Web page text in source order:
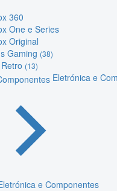
360
One e Series
Original
Gaming (38)
(13)
Eletrónica e
e Componentes